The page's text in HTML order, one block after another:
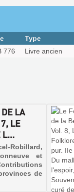
Type
776 Livre ancien
LA
LE
L...
Robillard,
et
de